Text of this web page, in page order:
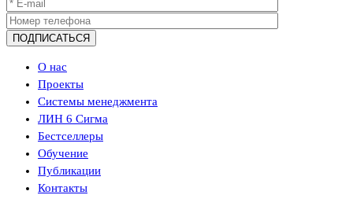
О нас
Проекты
Системы менеджмента
ЛИН 6 Сигма
Бестселлеры
Обучение
Публикации
Контакты